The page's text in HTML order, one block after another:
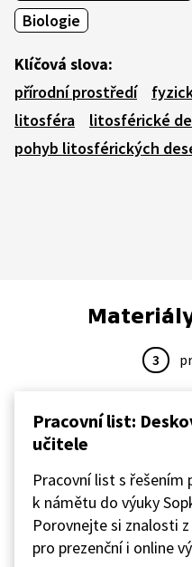
Biologie
Klíčová slova:
přírodní prostředí
litosféra
litosférické
pohyb litosférických
3
Pracovní list:
učitele
Pracovní list s řešením
k námětu do výuky
Porovnejte si znalosti
pro prezenční i online